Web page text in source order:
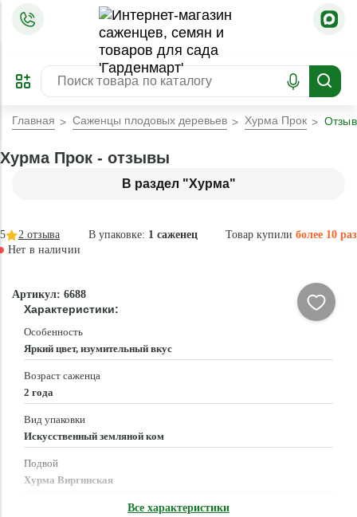
ПРЕДЗАКАЗ
ЗАБРОНИРОВАТЬ
ЛУЧШЕЕ
Главная Саженцы плодовых деревьев Хурма Прок
В раздел "Хурма"
Хурма Прок - отзывы
В упаковке: 1 саженец Товар купили более 10 раз
5 2 отзыва
Нет в наличии
Артикул: 6688
Характеристики:
Особенность
Яркий цвет, изумительный вкус
Возраст саженца
2 года
Вид упаковки
Искусственный земляной ком
Подвой
Хурма Виргинская
Все характеристики